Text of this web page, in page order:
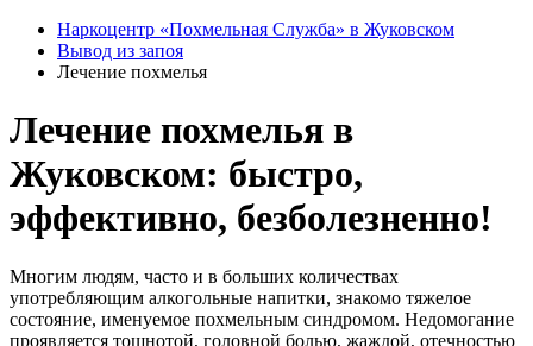
Наркоцентр «Похмельная Служба» в Жуковском
Вывод из запоя
Лечение похмелья
Лечение похмелья в
Жуковском: быстро,
эффективно, безболезненно!
Многим людям, часто и в больших количествах
употребляющим алкогольные напитки, знакомо тяжелое
состояние, именуемое похмельным синдромом. Недомогание
проявляется тошнотой, головной болью, жаждой, отечностью